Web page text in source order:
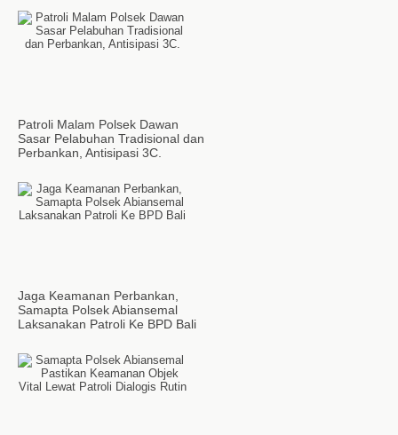
Patroli Malam Polsek Dawan
Sasar Pelabuhan Tradisional dan
Perbankan, Antisipasi 3C.
Jaga Keamanan Perbankan,
Samapta Polsek Abiansemal
Laksanakan Patroli Ke BPD Bali